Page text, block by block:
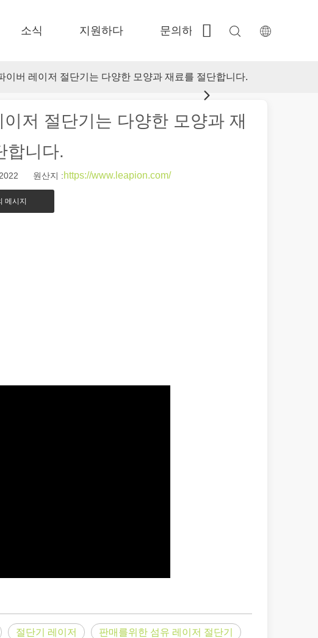
소식 지원하다 문의하기
이버 레이저 절단기는 다양한 모양과 재료를 절단합니다.
장하여 제품이 표시되고 식별되는 방식에 혁명을 일으켰습니다. 다양한 산업에
태평양을 가로질러 빛나는: 레이저 절단 기계가 멕시코 제조에 힘을 실어주는 방
저 절단기는 다양한 모양과 재
합니다.
원산지 :https://www.leapion.com/
메시지
절단기 레이저 판매를위한 섬유 레이저 절단기